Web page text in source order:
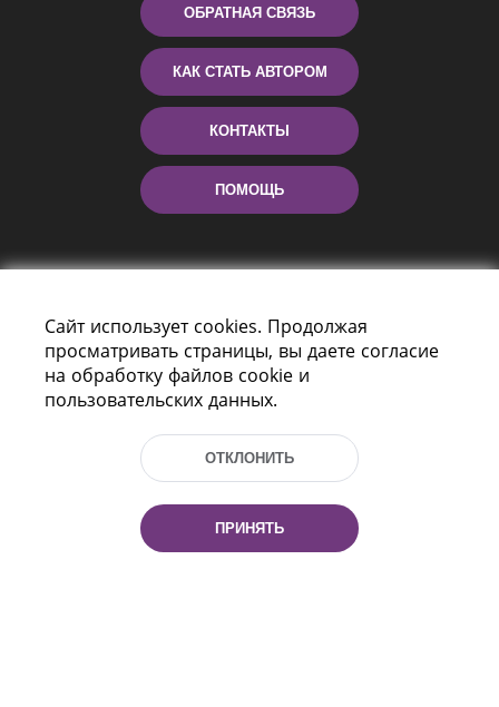
ОБРАТНАЯ СВЯЗЬ
КАК СТАТЬ АВТОРОМ
КОНТАКТЫ
ПОМОЩЬ
Пр-т Независимости 116
г. Минск, Республика Беларусь, 220114
Тел.: (+375 17) 368 37 37, Факс: (+375 17)
Эл. почта: inbox@nlb.by
Сайт использует cookies. Продолжая
просматривать страницы, вы даете согласие
на обработку файлов cookie и
пользовательских данных.
ОТКЛОНИТЬ
ПРИНЯТЬ